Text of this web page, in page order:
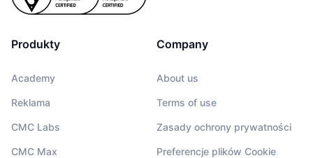
Produkty
Academy
Reklama
CMC Labs
CMC Max
Company
About us
Terms of use
Zasady ochrony prywatności
Preferencje plików Cookie